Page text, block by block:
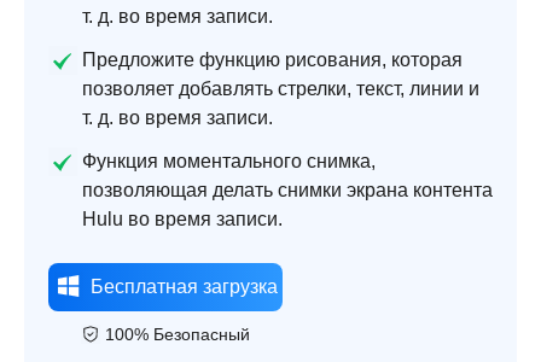
т. д. во время записи.
Предложите функцию рисования, которая
позволяет добавлять стрелки, текст, линии и
т. д. во время записи.
Функция моментального снимка,
позволяющая делать снимки экрана контента
Hulu во время записи.
Бесплатная загрузка
100% Безопасный